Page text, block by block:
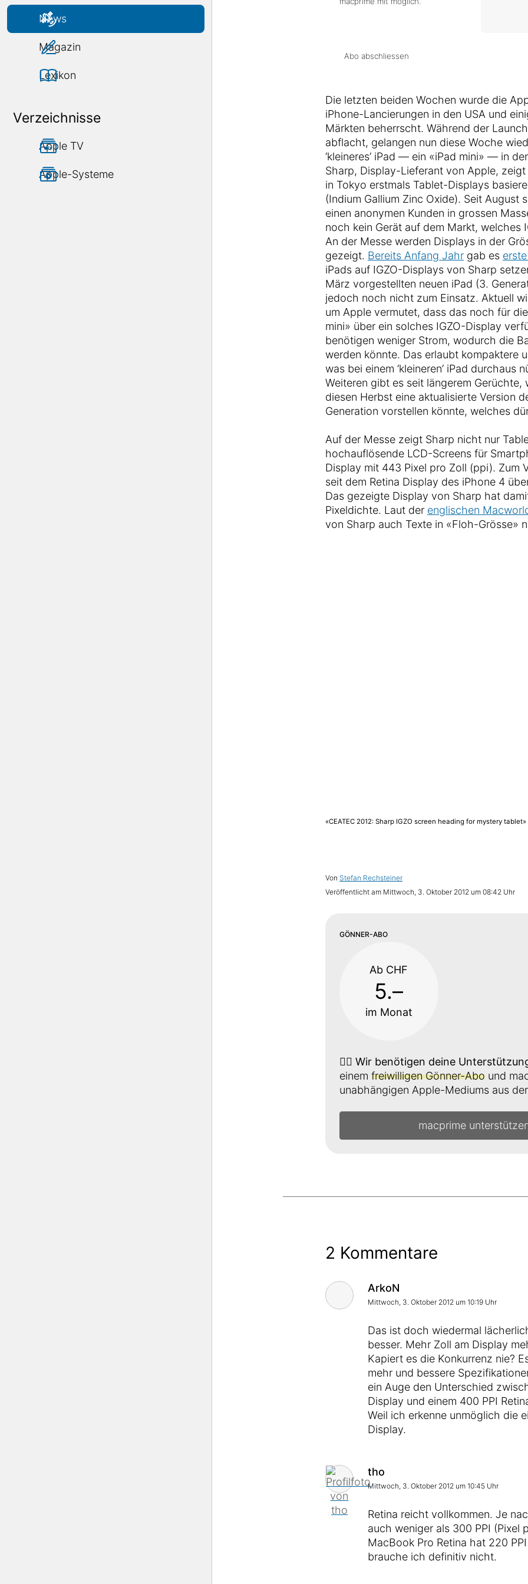
News
Magazin
Lexikon
Verzeichnisse
Apple TV
Apple-Systeme
Abo abschliessen
Die letzten beiden Wochen wurde die
iPhone-Lancierungen in den USA und
Märkten beherrscht. Während der
abflacht, gelangen nun diese Woche
‘kleineres’ iPad — ein «iPad mini» — in
Sharp, Display-Lieferant von Apple,
in Tokyo erstmals Tablet-Displays
(Indium Gallium Zinc Oxide). Seit August
einen anonymen Kunden in grossen
noch kein Gerät auf dem Markt, welches
An der Messe werden Displays in der
gezeigt. Bereits Anfang Jahrgab es
iPads auf IGZO-Displays von Sharp
März vorgestellten neuen iPad (3.
jedoch noch nicht zum Einsatz. Aktuell
um Apple vermutet, dass das noch für
mini» über ein solches IGZO-Display
benötigen weniger Strom, wodurch die
werden könnte. Das erlaubt kompaktere
was bei einem ‘kleineren’ iPad durchaus
Weiteren gibt es seit längerem
diesen Herbst eine aktualisierte Version
Generation vorstellen könnte, welches
Auf der Messe zeigt Sharp nicht nur
hochauflösende LCD-Screens für
Display mit 443 Pixel pro Zoll (ppi). Zum
seit dem Retina Display des iPhone 4
Das gezeigte Display von Sharp hat
Pixeldichte. Laut der englischen
von Sharp auch Texte in «Floh-Grösse»
«CEATEC 2012: Sharp IGZO screen heading for mystery tablet»
Von Stefan Rechsteiner
Veröffentlicht am Mittwoch, 3. Oktober 2012 um 08:42 Uhr
GÖNNER-ABO
Ab CHF
5.–
im Monat
👉🏼 Wir benötigen deine
einem freiwilligen Gönner-Abound
unabhängigen Apple-Mediums aus
macprime
2 Kommentare
Kommentar von
ArkoN
Mittwoch, 3. Oktober 2012 um 10:19 Uhr
Das ist doch wiedermal
besser. Mehr Zoll am Display
Kapiert es die Konkurrenz nie?
mehr und bessere
ein Auge den Unterschied
Display und einem 400 PPI
Weil ich erkenne unmöglich die
Display.
Kommentar von
tho
Mittwoch, 3. Oktober 2012 um 10:45 Uhr
Retina reicht vollkommen. Je
auch weniger als 300 PPI (Pixel
MacBook Pro Retina hat 220
brauche ich definitiv nicht.